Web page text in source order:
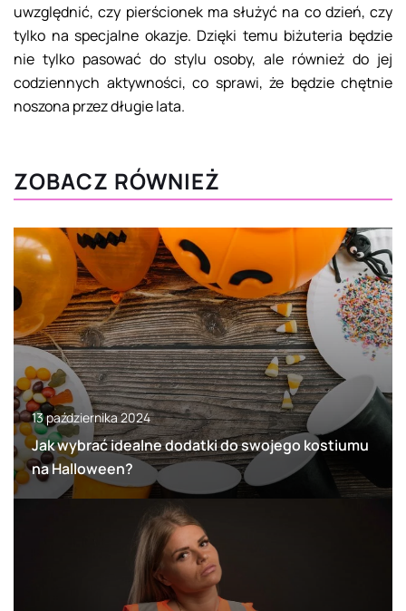
uwzględnić, czy pierścionek ma służyć na co dzień, czy
tylko na specjalne okazje. Dzięki temu biżuteria będzie
nie tylko pasować do stylu osoby, ale również do jej
codziennych aktywności, co sprawi, że będzie chętnie
noszona przez długie lata.
ZOBACZ RÓWNIEŻ
13 października 2024
Jak wybrać idealne dodatki do swojego kostiumu
na Halloween?